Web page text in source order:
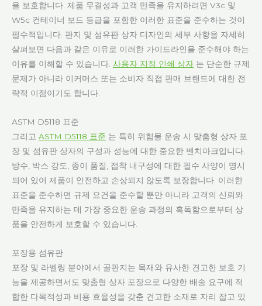
을 보호합니다. 제품 무결성과 고객 만족을 유지하려면 V3c 및
W5c 컨테이너 보드 등급을 포함한 이러한 표준을 준수하는 것이
필수적입니다. 판지 및 섬유판 상자 디자인의 세부 사항을 자세히
살펴보면 다음과 같은 이유로 이러한 가이드라인을 준수해야 하는
이유를 이해할 수 있습니다. 사용자 지정 인쇄 상자 는 단순한 규제
문제가 아니라 이커머스 또는 소비자 직접 판매 브랜드에 대한 전
략적 이점이기도 합니다.
ASTM D5118 표준
그리고 ASTM D5118 표준 는 특히 위험물 운송 시 맞춤형 상자 포
장 및 섬유판 상자의 구성과 성능에 대한 중요한 벤치마크입니다.
방수, 박스 강도, 종이 품질, 접착 내구성에 대한 필수 사양이 명시
되어 있어 제품이 안전하고 손상되지 않도록 보장합니다. 이러한
표준을 준수하면 규제 요건을 준수할 뿐만 아니라 고객의 신뢰와
만족을 유지하는 데 가장 중요한 운송 과정의 혹독함으로부터 상
품을 안전하게 보호할 수 있습니다.
포장용 섬유판
포장 및 라벨링 분야에서 골판지는 목재와 유사한 견고한 보호 기
능을 제공하면서도 맞춤형 상자 포장으로 다양한 배송 요구에 적
합한 다목적성과 비용 효율성을 갖춘 견고한 소재로 자리 잡고 있